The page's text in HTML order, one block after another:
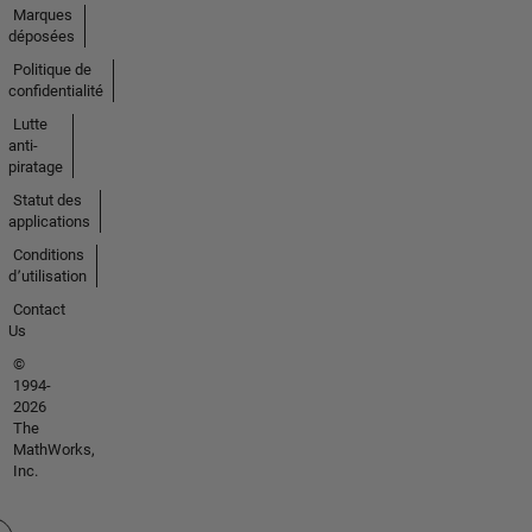
Marques
déposées
Politique de
confidentialité
Lutte
anti-
piratage
Statut des
applications
Conditions
d՚utilisation
Contact
Us
©
1994-
2026
The
MathWorks,
Inc.